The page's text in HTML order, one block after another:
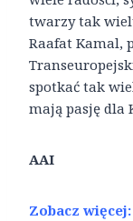
twarzy tak
Raafat Kamal,
spotkać tak
mają pasję dla
AAI
Zobacz więcej: